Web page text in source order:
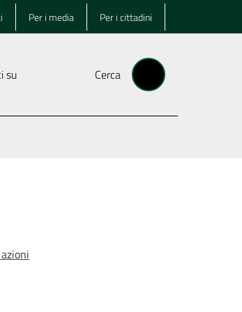
Per i media Per i cittadini
su Cerca